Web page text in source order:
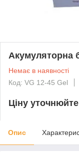
Акумуляторна
Немає в наявності
Код: VG 12-45 Gel
Ціну уточнюйте
Опис